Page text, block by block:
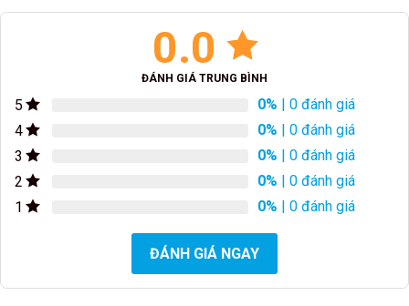
0.0
ĐÁNH GIÁ TRUNG BÌNH
5 0% | 0 đánh giá
4
0% | 0 đánh giá
3
0% | 0 đánh giá
2
0% | 0 đánh giá
1
0% | 0 đánh giá
ĐÁNH GIÁ NGAY